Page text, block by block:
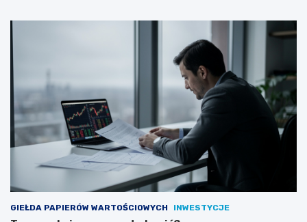
a
ć
l
e
n
t
ó
w
GIEŁDA PAPIERÓW WARTOŚCIOWYCH INWESTYCJE